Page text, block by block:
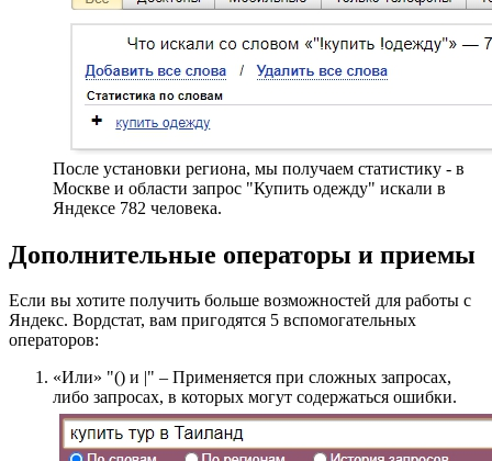
После установки региона, мы получаем статистику - в
Москве и области запрос "Купить одежду" искали в
Яндексе 782 человека.
Дополнительные операторы и приемы
Если вы хотите получить больше возможностей для работы с
Яндекс. Вордстат, вам пригодятся 5 вспомогательных
операторов:
«Или» "() и |" – Применяется при сложных запросах,
либо запросах, в которых могут содержаться ошибки.